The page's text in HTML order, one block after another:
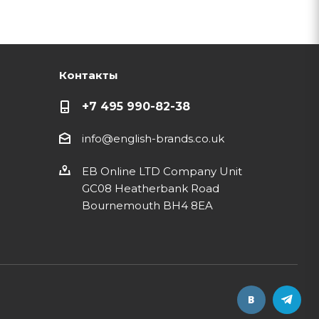
Контакты
+7 495 990-82-38
info@english-brands.co.uk
EB Online LTD Company Unit
GC08 Heatherbank Road
Bournemouth BH4 8EA